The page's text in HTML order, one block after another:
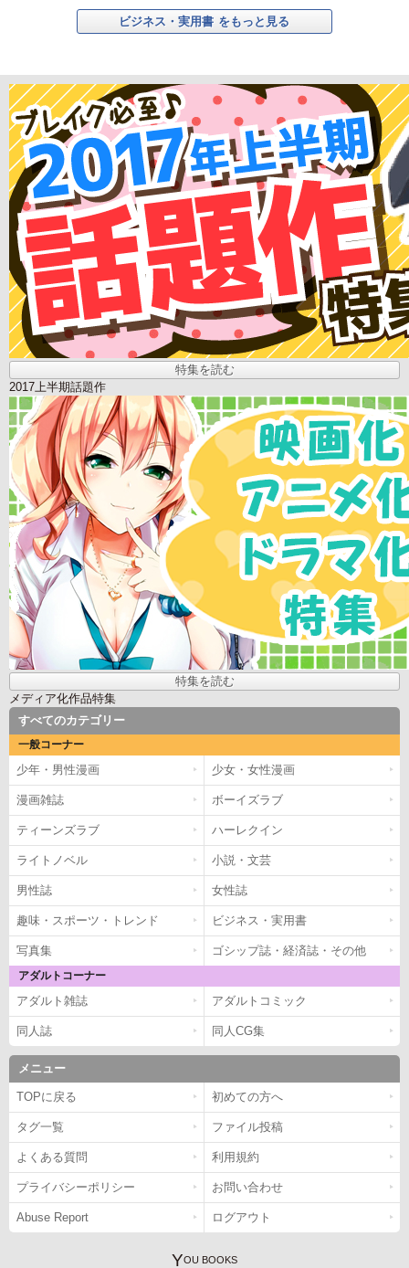
イエンスの時代へ
ビジネス・実用書 をもっと見る
特集を読む
2017上半期話題作
特集を読む
メディア化作品特集
すべてのカテゴリー
一般コーナー
少年・男性漫画 少女・女性漫画
漫画雑誌 ボーイズラブ
ティーンズラブ ハーレクイン
ライトノベル 小説・文芸
男性誌 女性誌
趣味・スポーツ・トレンド ビジネス・実用書
写真集 ゴシップ誌・経済誌・その他
アダルトコーナー
アダルト雑誌 アダルトコミック
同人誌 同人CG集
メニュー
TOPに戻る 初めての方へ
タグ一覧 ファイル投稿
よくある質問 利用規約
プライバシーポリシー お問い合わせ
Abuse Report ログアウト
YOU BOOKS